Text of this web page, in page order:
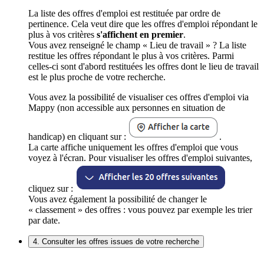
La liste des offres d'emploi est restituée par ordre de
pertinence. Cela veut dire que les offres d'emploi répondant le
plus à vos critères s'affichent en premier.
Vous avez renseigné le champ « Lieu de travail » ? La liste
restitue les offres répondant le plus à vos critères. Parmi
celles-ci sont d'abord restituées les offres dont le lieu de travail
est le plus proche de votre recherche.
Vous avez la possibilité de visualiser ces offres d'emploi via
Mappy (non accessible aux personnes en situation de
handicap) en cliquant sur :
.
La carte affiche uniquement les offres d'emploi que vous
voyez à l'écran. Pour visualiser les offres d'emploi suivantes,
cliquez sur :
Vous avez également la possibilité de changer le
« classement » des offres : vous pouvez par exemple les trier
par date.
4. Consulter les offres issues de votre recherche